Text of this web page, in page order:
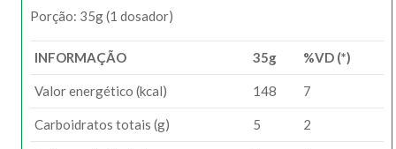
Porção: 35g (1 dosador)
INFORMAÇÃO 35g %VD (*)
Valor energético (kcal) 148 7
Carboidratos totais (g) 5 2